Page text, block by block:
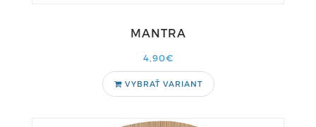
MANTRA
4,90€
VYBRAŤ VARIANT